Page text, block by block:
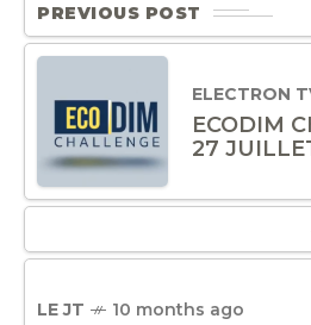
PREVIOUS POST
ELECTRON
ECODIM
27
LE JT 10 months ago